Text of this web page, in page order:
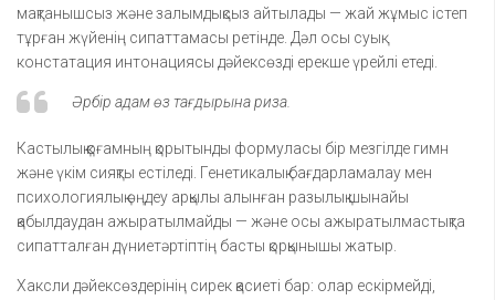
мақтанышсыз және залымдықсыз айтылады — жай жұмыс істеп
тұрған жүйенің сипаттамасы ретінде. Дәл осы суық
констатация интонациясы дәйексөзді ерекше үрейлі етеді.
Әрбір адам өз тағдырына риза.
Кастылық қоғамның қорытынды формуласы бір мезгілде гимн
және үкім сияқты естіледі. Генетикалық бағдарламалау мен
психологиялық өңдеу арқылы алынған разылық шынайы
қабылдаудан ажыратылмайды — және осы ажыратылмастықта
сипатталған дүниетәртіптің басты қорқынышы жатыр.
Хаксли дәйексөздерінің сирек қасиеті бар: олар ескірмейді,